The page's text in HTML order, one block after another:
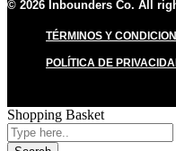
© 2026 Inbounders Co. All
TÉRMINOS Y
POLÍTICA DE
Shopping Basket